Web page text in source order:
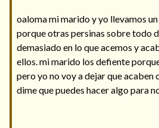
oaloma mi marido y yo llevamos
porque otras persinas sobre todo
demasiado en lo que acemos y
ellos. mi marido los defiente
pero yo no voy a dejar que acaben
dime que puedes hacer algo para